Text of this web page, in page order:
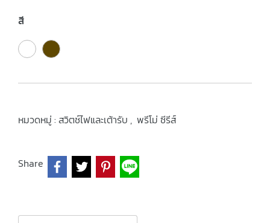
สี
หมวดหมู่ : สวิตช์ไฟและเต้ารับ , พรีโม่ ซีรีส์
Share